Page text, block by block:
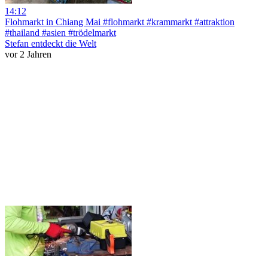
14:12
Flohmarkt in Chiang Mai #flohmarkt #krammarkt #attraktion
#thailand #asien #trödelmarkt
Stefan entdeckt die Welt
vor 2 Jahren